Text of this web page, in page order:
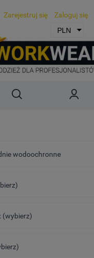
Zarejestruj się Zaloguj się
wodoochronne
(wybierz)